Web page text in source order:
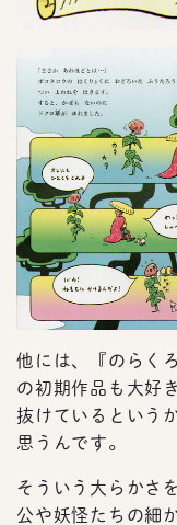
他には、『のらく
の初期作品も大好
抜けているという
思うんです。
そういう大らかさ
公や妖怪たちの細